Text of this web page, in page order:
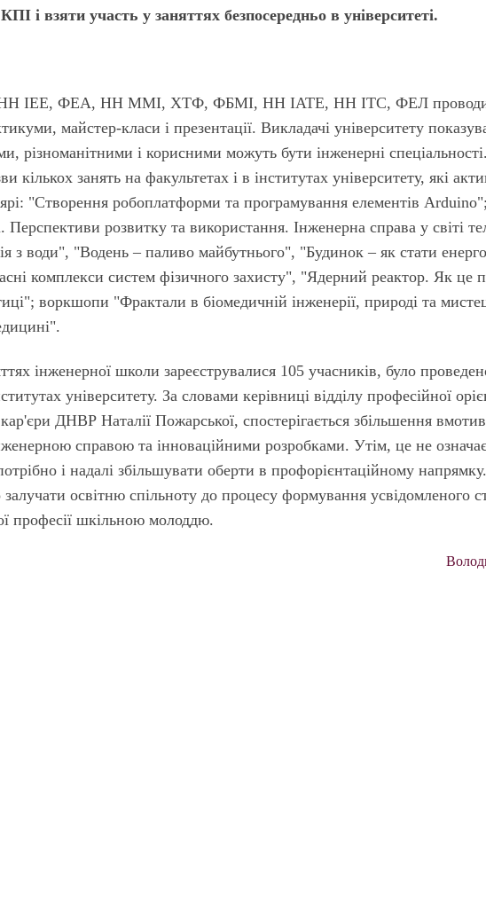
і взяти участь у заняттях безпосередньо в університеті.
НН ІЕЕ, ФЕА, НН ММІ, ХТФ, ФБМІ, НН ІАТЕ, НН ІТС, ФЕЛ
майстер-класи і презентації. Викладачі університету
різноманітними і корисними можуть бути інженерні
кількох занять на факультетах і в інститутах університету, які
"Створення робоплатформи та програмування елементів
Перспективи розвитку та використання. Інженерна справа у світі
з води", "Водень – паливо майбутнього", "Будинок – як стати
комплекси систем фізичного захисту", "Ядерний реактор. Як це
воркшопи "Фрактали в біомедичній інженерії, природі та
інженерної школи зареєструвалися 105 учасників, було
університету. За словами керівниці відділу професійної
ДНВР Наталії Пожарської, спостерігається збільшення
справою та інноваційними розробками. Утім, це не
і надалі збільшувати оберти в профорієнтаційному
освітню спільноту до процесу формування усвідомленого
професії шкільною молоддю.